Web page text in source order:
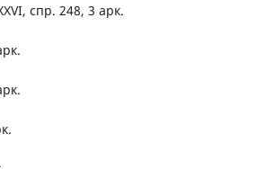
спр. 248, 3 арк.